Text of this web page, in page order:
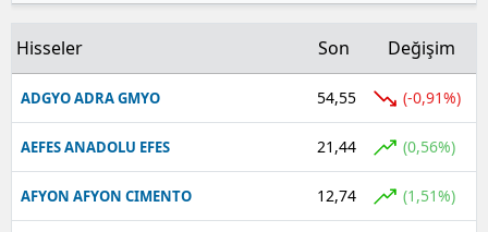
Hisseler Son Değişim
ADGYO ADRA GMYO 54,55 (-0,91%)
AEFES ANADOLU EFES 21,44 (0,56%)
AFYON AFYON CIMENTO 12,74 (1,51%)